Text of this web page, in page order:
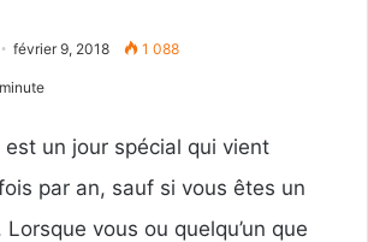
février 9, 2018 1 088
est un jour spécial qui vient
par an, sauf si vous êtes un
vous ou quelqu’un que